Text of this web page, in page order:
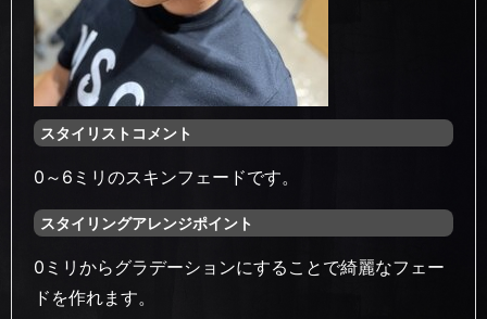
スタイリストコメント
0～6ミリのスキンフェードです。
スタイリングアレンジポイント
0ミリからグラデーションにすることで綺麗なフェー
ドを作れます。